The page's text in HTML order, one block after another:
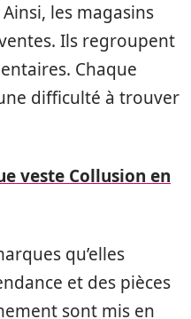
les magasins
Ils regroupent
Chaque
difficulté à trouver
veste Collusion en
qu’elles
et des pièces
sont mis en